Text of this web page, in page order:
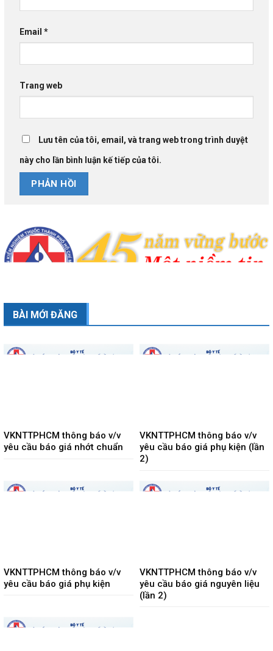
Email *
Trang web
Lưu tên của tôi, email, và trang web trong trình duyệt
này cho lần bình luận kế tiếp của tôi.
BÀI MỚI ĐĂNG
VKNTTPHCM thông báo v/v
yêu cầu báo giá nhớt chuẩn
VKNTTPHCM thông báo v/v
yêu cầu báo giá phụ kiện (lần
2)
VKNTTPHCM thông báo v/v
yêu cầu báo giá phụ kiện
VKNTTPHCM thông báo v/v
yêu cầu báo giá nguyên liệu
(lần 2)